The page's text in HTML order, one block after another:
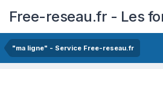
Free-reseau.fr - Les
"ma ligne" - Service Free-reseau.fr